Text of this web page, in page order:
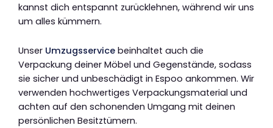
kannst dich entspannt zurücklehnen, während wir uns
um alles kümmern.
Unser Umzugsservice beinhaltet auch die
Verpackung deiner Möbel und Gegenstände, sodass
sie sicher und unbeschädigt in Espoo ankommen. Wir
verwenden hochwertiges Verpackungsmaterial und
achten auf den schonenden Umgang mit deinen
persönlichen Besitztümern.